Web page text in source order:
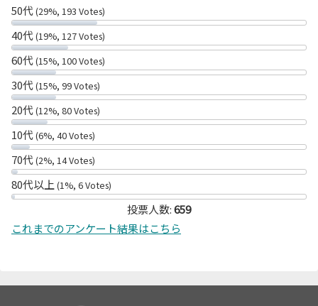
50代(29%, 193 Votes)
40代(19%, 127 Votes)
60代(15%, 100 Votes)
30代(15%, 99 Votes)
20代(12%, 80 Votes)
10代(6%, 40 Votes)
70代(2%, 14 Votes)
80代以上 (1%, 6 Votes)
投票人数:659
これまでのアンケート結果はこちら